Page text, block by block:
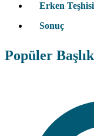
Erken
Sonuç
Popüler